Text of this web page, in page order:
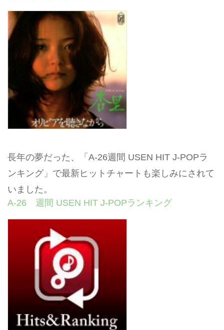
長年の夢だった、「A-26週間 USEN HIT J-POPラ
ンキング」で最新ヒットチャートも楽しみにされて
いました。
A-26 週間 USEN HIT J-POPランキング